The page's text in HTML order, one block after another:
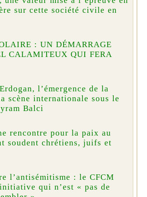
sur cette société civile en
: UN DÉMARRAGE
CALAMITEUX QUI FERA
l’émergence de la
scène internationale sous le
Balci
rencontre pour la paix au
soudent chrétiens, juifs et
l’antisémitisme : le CFCM
qui n’est « pas de